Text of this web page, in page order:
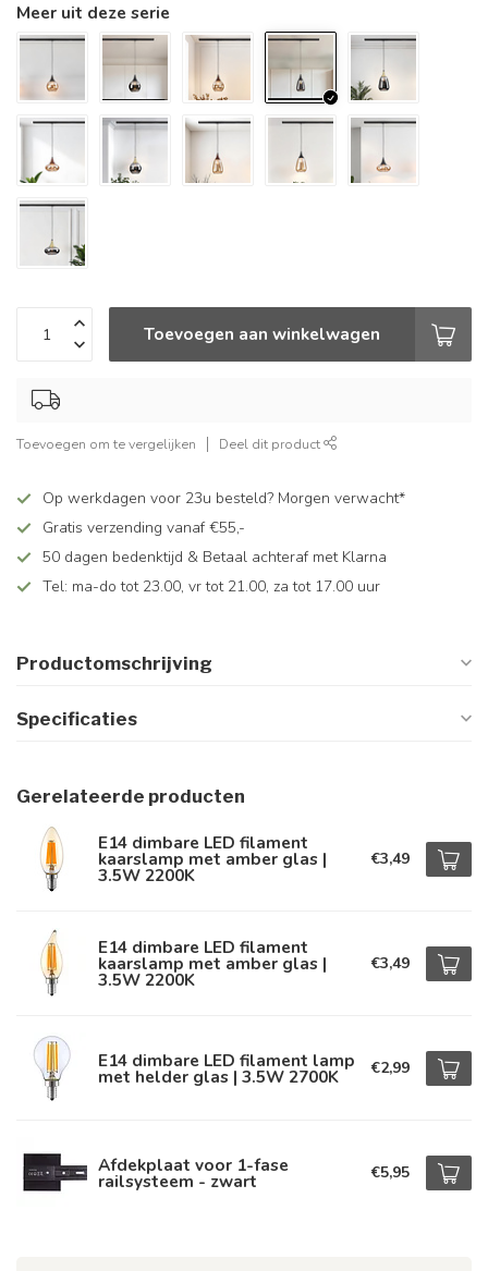
Meer uit deze serie
Toevoegen aan winkelwagen
Toevoegen om te vergelijken Deel dit product
Op werkdagen voor 23u besteld? Morgen verwacht*
Gratis verzending vanaf €55,-
50 dagen bedenktijd & Betaal achteraf met Klarna
Tel: ma-do tot 23.00, vr tot 21.00, za tot 17.00 uur
Productomschrijving
Specificaties
Gerelateerde producten
E14 dimbare LED filament
kaarslamp met amber glas |
3.5W 2200K
€3,49
E14 dimbare LED filament
kaarslamp met amber glas |
3.5W 2200K
€3,49
E14 dimbare LED filament lamp
met helder glas | 3.5W 2700K €2,99
Afdekplaat voor 1-fase
railsysteem - zwart €5,95